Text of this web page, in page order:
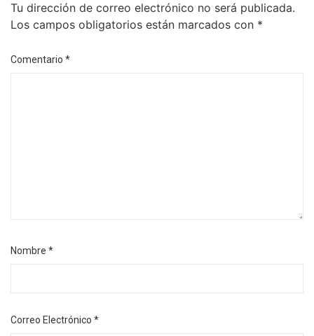
Tu dirección de correo electrónico no será publicada.
Los campos obligatorios están marcados con *
Comentario *
Nombre *
Correo Electrónico *